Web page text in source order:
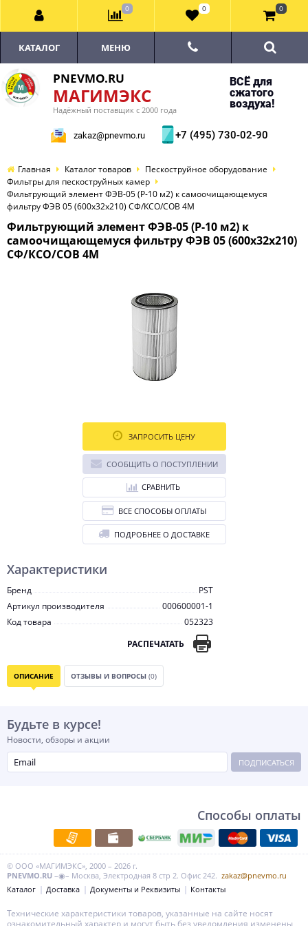
PNEVMO.RU
МАГИМЭКС
Надёжный поставщик с 2000 года
ВСЁ для
сжатого
воздуха!
zakaz@pnevmo.ru +7 (495) 730-02-90
КАТАЛОГ МЕНЮ
Главная Каталог товаров
Пескоструйное оборудование
Фильтры для пескоструйных камер
Фильтрующий элемент ФЭВ-05 (Р-10 м2) к самоочищающемуся
фильтру ФЭВ 05 (600х32х210) СФ/КСО/СОВ 4М
Фильтрующий элемент ФЭВ-05 (Р-10 м2) к
самоочищающемуся фильтру ФЭВ 05 (600х32х210)
СФ/КСО/СОВ 4М
Характеристики
Бренд
PST
Артикул производителя
000600001-1
Код товара
052323
РАСПЕЧАТАТЬ
ЗАПРОСИТЬ ЦЕНУ
СООБЩИТЬ О ПОСТУПЛЕНИИ
СРАВНИТЬ
ВСЕ СПОСОБЫ ОПЛАТЫ
ПОДРОБНЕЕ О ДОСТАВКЕ
ОПИСАНИЕ ОТЗЫВЫ И ВОПРОСЫ (0)
Будьте в курсе!
Новости, обзоры и акции
ПОДПИСАТЬСЯ
Способы оплаты
© ООО «МАГИМЭКС», 2000 – 2026 г.
PNEVMO.RU –◉– Москва, Электродная 8 стр 2. Офис 242. zakaz@pnevmo.ru
Каталог
Доставка Документы и Реквизиты Контакты
0 0 0
Технические характеристики товаров, указанные на сайте носят
ознакомительный характер и могут быть без уведомления изменены